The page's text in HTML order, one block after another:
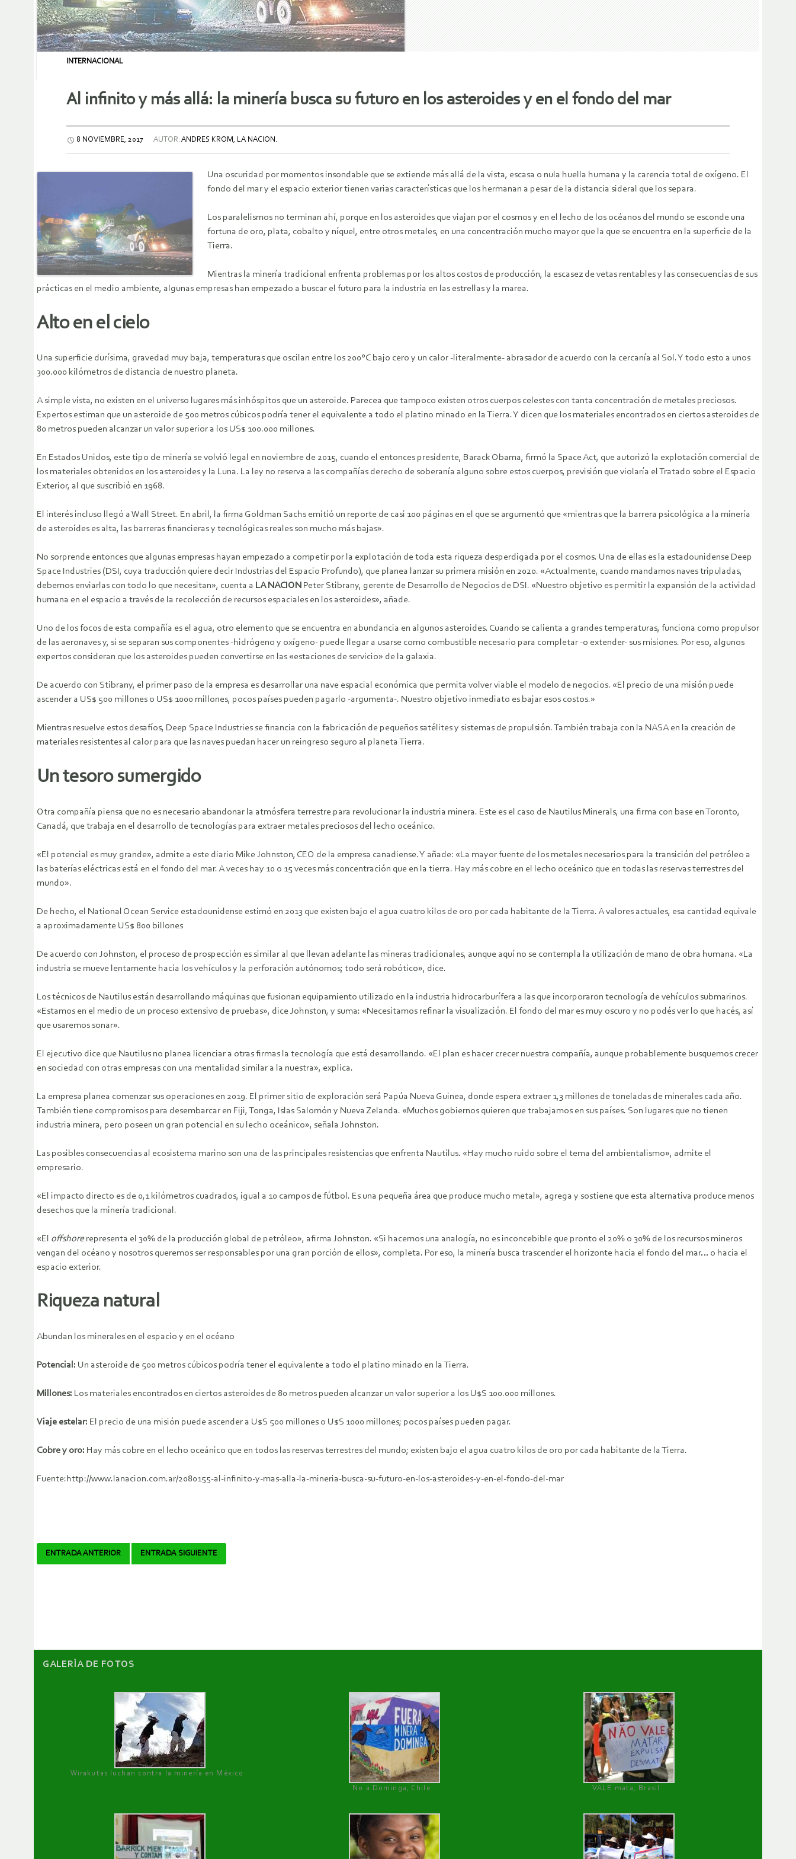
INTERNACIONAL
Al infinito y más allá: la minería busca su futuro en los asteroides y en el fondo del mar
8 NOVIEMBRE, 2017 AUTOR: ANDRES KROM, LA NACION.
Una oscuridad por momentos insondable que se extiende más allá de la vista, escasa o nula huella humana y la carencia total de oxígeno. El
fondo del mar y el espacio exterior tienen varias características que los hermanan a pesar de la distancia sideral que los separa.
Los paralelismos no terminan ahí, porque en los asteroides que viajan por el cosmos y en el lecho de los océanos del mundo se esconde una
fortuna de oro, plata, cobalto y níquel, entre otros metales, en una concentración mucho mayor que la que se encuentra en la superficie de la
Tierra.
Mientras la minería tradicional enfrenta problemas por los altos costos de producción, la escasez de vetas rentables y las consecuencias de sus
prácticas en el medio ambiente, algunas empresas han empezado a buscar el futuro para la industria en las estrellas y la marea.
Alto en el cielo
Una superficie durísima, gravedad muy baja, temperaturas que oscilan entre los 200°C bajo cero y un calor -literalmente- abrasador de acuerdo con la cercanía al Sol. Y todo esto a unos
300.000 kilómetros de distancia de nuestro planeta.
A simple vista, no existen en el universo lugares más inhóspitos que un asteroide. Parecea que tampoco existen otros cuerpos celestes con tanta concentración de metales preciosos.
Expertos estiman que un asteroide de 500 metros cúbicos podría tener el equivalente a todo el platino minado en la Tierra. Y dicen que los materiales encontrados en ciertos asteroides de
80 metros pueden alcanzar un valor superior a los US$ 100.000 millones.
En Estados Unidos, este tipo de minería se volvió legal en noviembre de 2015, cuando el entonces presidente, Barack Obama, firmó la Space Act, que autorizó la explotación comercial de
los materiales obtenidos en los asteroides y la Luna. La ley no reserva a las compañías derecho de soberanía alguno sobre estos cuerpos, previsión que violaría el Tratado sobre el Espacio
Exterior, al que suscribió en 1968.
El interés incluso llegó a Wall Street. En abril, la firma Goldman Sachs emitió un reporte de casi 100 páginas en el que se argumentó que «mientras que la barrera psicológica a la minería
de asteroides es alta, las barreras financieras y tecnológicas reales son mucho más bajas».
No sorprende entonces que algunas empresas hayan empezado a competir por la explotación de toda esta riqueza desperdigada por el cosmos. Una de ellas es la estadounidense Deep
Space Industries (DSI, cuya traducción quiere decir Industrias del Espacio Profundo), que planea lanzar su primera misión en 2020. «Actualmente, cuando mandamos naves tripuladas,
debemos enviarlas con todo lo que necesitan», cuenta a LA NACION Peter Stibrany, gerente de Desarrollo de Negocios de DSI. «Nuestro objetivo es permitir la expansión de la actividad
humana en el espacio a través de la recolección de recursos espaciales en los asteroides», añade.
Uno de los focos de esta compañía es el agua, otro elemento que se encuentra en abundancia en algunos asteroides. Cuando se calienta a grandes temperaturas, funciona como propulsor
de las aeronaves y, si se separan sus componentes -hidrógeno y oxígeno- puede llegar a usarse como combustible necesario para completar -o extender- sus misiones. Por eso, algunos
expertos consideran que los asteroides pueden convertirse en las «estaciones de servicio» de la galaxia.
De acuerdo con Stibrany, el primer paso de la empresa es desarrollar una nave espacial económica que permita volver viable el modelo de negocios. «El precio de una misión puede
ascender a US$ 500 millones o US$ 1000 millones, pocos países pueden pagarlo -argumenta-. Nuestro objetivo inmediato es bajar esos costos.»
Mientras resuelve estos desafíos, Deep Space Industries se financia con la fabricación de pequeños satélites y sistemas de propulsión. También trabaja con la NASA en la creación de
materiales resistentes al calor para que las naves puedan hacer un reingreso seguro al planeta Tierra.
Un tesoro sumergido
Otra compañía piensa que no es necesario abandonar la atmósfera terrestre para revolucionar la industria minera. Este es el caso de Nautilus Minerals, una firma con base en Toronto,
Canadá, que trabaja en el desarrollo de tecnologías para extraer metales preciosos del lecho oceánico.
«El potencial es muy grande», admite a este diario Mike Johnston, CEO de la empresa canadiense. Y añade: «La mayor fuente de los metales necesarios para la transición del petróleo a
las baterías eléctricas está en el fondo del mar. A veces hay 10 o 15 veces más concentración que en la tierra. Hay más cobre en el lecho oceánico que en todas las reservas terrestres del
mundo».
De hecho, el National Ocean Service estadounidense estimó en 2013 que existen bajo el agua cuatro kilos de oro por cada habitante de la Tierra. A valores actuales, esa cantidad equivale
a aproximadamente US$ 800 billones
De acuerdo con Johnston, el proceso de prospección es similar al que llevan adelante las mineras tradicionales, aunque aquí no se contempla la utilización de mano de obra humana. «La
industria se mueve lentamente hacia los vehículos y la perforación autónomos; todo será robótico», dice.
Los técnicos de Nautilus están desarrollando máquinas que fusionan equipamiento utilizado en la industria hidrocarburífera a las que incorporaron tecnología de vehículos submarinos.
«Estamos en el medio de un proceso extensivo de pruebas», dice Johnston, y suma: «Necesitamos refinar la visualización. El fondo del mar es muy oscuro y no podés ver lo que hacés, así
que usaremos sonar».
El ejecutivo dice que Nautilus no planea licenciar a otras firmas la tecnología que está desarrollando. «El plan es hacer crecer nuestra compañía, aunque probablemente busquemos crecer
en sociedad con otras empresas con una mentalidad similar a la nuestra», explica.
La empresa planea comenzar sus operaciones en 2019. El primer sitio de exploración será Papúa Nueva Guinea, donde espera extraer 1,3 millones de toneladas de minerales cada año.
También tiene compromisos para desembarcar en Fiji, Tonga, Islas Salomón y Nueva Zelanda. «Muchos gobiernos quieren que trabajamos en sus países. Son lugares que no tienen
industria minera, pero poseen un gran potencial en su lecho oceánico», señala Johnston.
Las posibles consecuencias al ecosistema marino son una de las principales resistencias que enfrenta Nautilus. «Hay mucho ruido sobre el tema del ambientalismo», admite el
empresario.
«El impacto directo es de 0,1 kilómetros cuadrados, igual a 10 campos de fútbol. Es una pequeña área que produce mucho metal», agrega y sostiene que esta alternativa produce menos
desechos que la minería tradicional.
«El offshorerepresenta el 30% de la producción global de petróleo», afirma Johnston. «Si hacemos una analogía, no es inconcebible que pronto el 20% o 30% de los recursos mineros
vengan del océano y nosotros queremos ser responsables por una gran porción de ellos», completa. Por eso, la minería busca trascender el horizonte hacia el fondo del mar… o hacia el
espacio exterior.
Riqueza natural
Abundan los minerales en el espacio y en el océano
Potencial: Un asteroide de 500 metros cúbicos podría tener el equivalente a todo el platino minado en la Tierra.
Millones: Los materiales encontrados en ciertos asteroides de 80 metros pueden alcanzar un valor superior a los U$S 100.000 millones.
Viaje estelar: El precio de una misión puede ascender a U$S 500 millones o U$S 1000 millones; pocos países pueden pagar.
Cobre y oro: Hay más cobre en el lecho oceánico que en todos las reservas terrestres del mundo; existen bajo el agua cuatro kilos de oro por cada habitante de la Tierra.
Fuente:http://www.lanacion.com.ar/2080155-al-infinito-y-mas-alla-la-mineria-busca-su-futuro-en-los-asteroides-y-en-el-fondo-del-mar
Navegador
ENTRADA ANTERIOR ENTRADA SIGUIENTE
GALERÌA DE FOTOS
Wirakutas luchan contra la minería en México
No a Dominga, Chile
VALE mata, Brasil